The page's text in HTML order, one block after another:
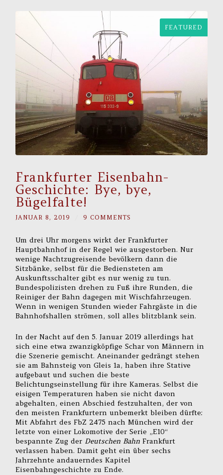
FEATURED
Frankfurter Eisenbahn-
Geschichte: Bye, bye,
Bügelfalte!
JANUAR 8, 2019 9 COMMENTS
Um drei Uhr morgens wirkt der Frankfurter
Hauptbahnhof in der Regel wie ausgestorben. Nur
wenige Nachtzugreisende bevölkern dann die
Sitzbänke, selbst für die Bediensteten am
Auskunftsschalter gibt es nur wenig zu tun.
Bundespolizisten drehen zu Fuß ihre Runden, die
Reiniger der Bahn dagegen mit Wischfahrzeugen.
Wenn in wenigen Stunden wieder Fahrgäste in die
Bahnhofshallen strömen, soll alles blitzblank sein.
In der Nacht auf den 5. Januar 2019 allerdings hat
sich eine etwa zwanzigköpfige Schar von Männern in
die Szenerie gemischt. Aneinander gedrängt stehen
sie am Bahnsteig von Gleis 1a, haben ihre Stative
aufgebaut und suchen die beste
Belichtungseinstellung für ihre Kameras. Selbst die
eisigen Temperaturen haben sie nicht davon
abgehalten, einen Abschied festzuhalten, der von
den meisten Frankfurtern unbemerkt bleiben dürfte:
Mit Abfahrt des FbZ 2475 nach München wird der
letzte von einer Lokomotive der Serie „E10“
bespannte Zug der Deutschen Bahn Frankfurt
verlassen haben. Damit geht ein über sechs
Jahrzehnte andauerndes Kapitel
Eisenbahngeschichte zu Ende.